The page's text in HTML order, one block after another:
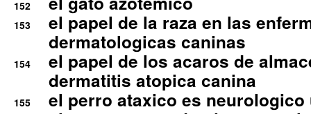
152
153
el papel de la raza en las
dermatologicas caninas
154
el papel de los acaros de
dermatitis atopica canina
155 el perro ataxico es